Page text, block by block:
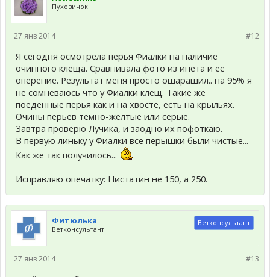
Пуховичок
#12
27 янв 2014
Я сегодня осмотрела перья Фиалки на наличие
очинного клеща. Сравнивала фото из инета и её
оперение. Результат меня просто ошарашил.. на 95% я
не сомневаюсь что у Фиалки клещ. Такие же
поеденные перья как и на хвосте, есть на крыльях.
Очины перьев темно-желтые или серые.
Завтра проверю Лучика, и заодно их пофоткаю.
В первую линьку у Фиалки все перышки были чистые...
Как же так получилось...
Исправляю опечатку: Нистатин не 150, а 250.
Фитюлька
Ветконсультант
Ветконсультант
#13
27 янв 2014